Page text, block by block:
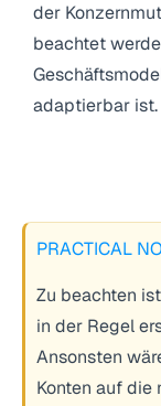
der
beachtet
adaptierbar ist.
PRACTICAL
Zu beachten
in der Regel
Ansonsten
Konten auf die